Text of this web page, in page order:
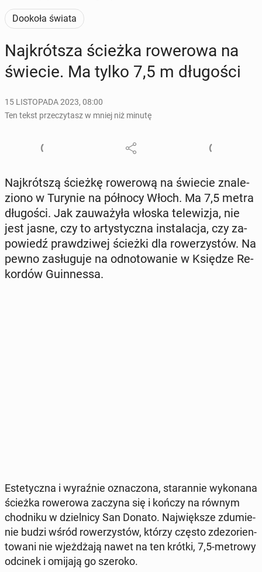
Dookoła świata
Naj­krót­sza ścieżka ro­we­ro­wa na
świecie. Ma tylko 7,5 m dłu­go­ści
15 LISTOPADA 2023, 08:00
Ten tekst przeczytasz w mniej niż minutę
Naj­krót­szą ścieżkę ro­we­ro­wą na świecie zna­le­
zio­no w Turynie na północy Włoch. Ma 7,5 metra
dłu­go­ści. Jak za­uwa­ży­ła włoska te­le­wi­zja, nie
jest jasne, czy to ar­ty­stycz­na in­sta­la­cja, czy za­
po­wiedź praw­dzi­wej ścieżki dla ro­we­rzy­stów. Na
pewno za­słu­gu­je na od­no­to­wa­nie w Księdze Re­
kor­dów Gu­in­nes­sa.
Es­te­tycz­na i wy­raź­nie ozna­czo­na, sta­ran­nie wy­ko­na­na
ścieżka ro­we­ro­wa zaczyna się i kończy na równym
chod­ni­ku w dziel­ni­cy San Donato. Naj­więk­sze zdu­mie­
nie budzi wśród ro­we­rzy­stów, którzy często zdez­o­rien­
to­wa­ni nie wjeż­dża­ją nawet na ten krótki, 7,5-metrowy
odcinek i omijają go szeroko.